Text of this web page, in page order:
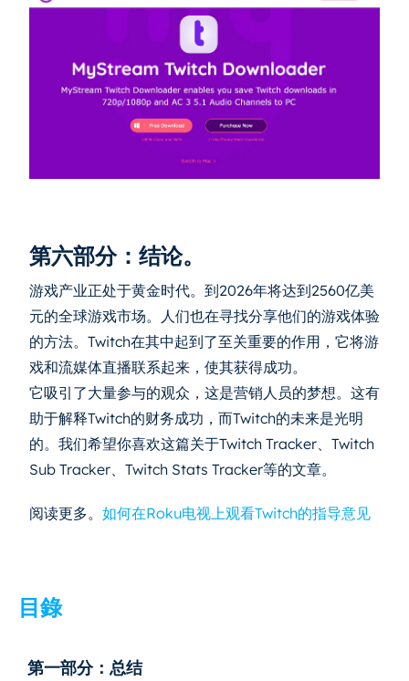
第六部分：结论。
游戏产业正处于黄金时代。到2026年将达到2560亿美
元的全球游戏市场。人们也在寻找分享他们的游戏体验
的方法。Twitch在其中起到了至关重要的作用，它将游
戏和流媒体直播联系起来，使其获得成功。
它吸引了大量参与的观众，这是营销人员的梦想。这有
助于解释Twitch的财务成功，而Twitch的未来是光明
的。我们希望你喜欢这篇关于Twitch Tracker、Twitch
Sub Tracker、Twitch Stats Tracker等的文章。
阅读更多。 如何在Roku电视上观看Twitch的指导意见
目錄
第一部分：总结